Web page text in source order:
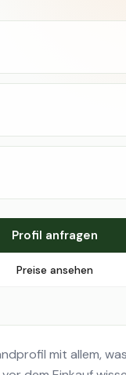
Profil anfragen
Preise ansehen
mit allem, was